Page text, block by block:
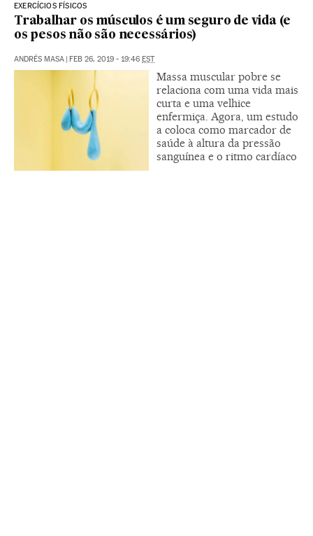
EXERCÍCIOS FÍSICOS
Trabalhar os músculos é um seguro de vida (e
os pesos não são necessários)
ANDRÉS MASA | FEB 26, 2019 - 19:46 EST
Massa muscular pobre se
relaciona com uma vida mais
curta e uma velhice
enfermiça. Agora, um estudo
a coloca como marcador de
saúde à altura da pressão
sanguínea e o ritmo cardíaco